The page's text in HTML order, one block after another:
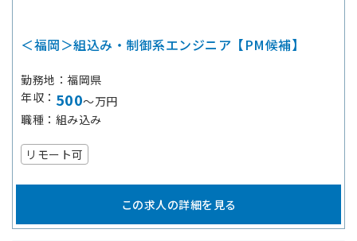
＜福岡＞組込み・制御系エンジニア【PM候補】
勤務地
福岡県
年収
500～万円
職種
組み込み
リモート可
この求人の詳細を見る